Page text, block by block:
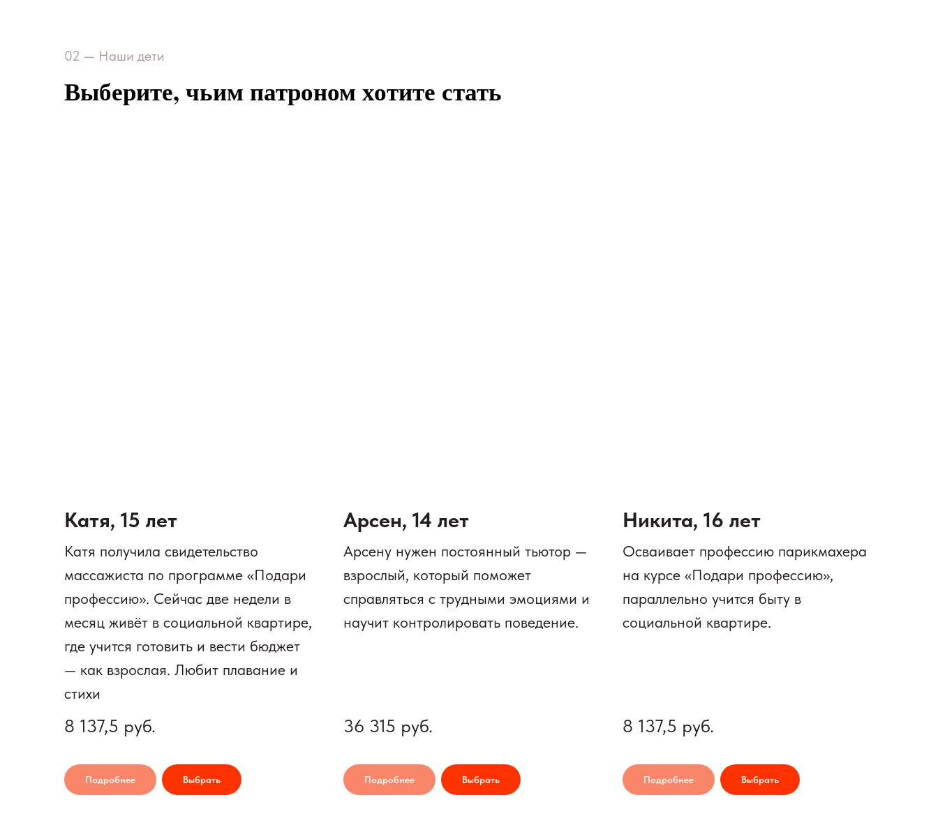
02 — Наши дети
Выберите, чьим патроном хотите стать
Катя, 15 лет
Катя получила свидетельство
массажиста по программе «Подари
профессию». Сейчас две недели в
месяц живёт в социальной квартире,
где учится готовить и вести бюджет
— как взрослая. Любит плавание и
стихи
8 137,5 руб.
Подробнее Выбрать
Арсен, 14 лет
Арсену нужен постоянный тьютор —
взрослый, который поможет
справляться с трудными эмоциями и
научит контролировать поведение.
36 315 руб.
Подробнее Выбрать
Никита, 16 лет
Осваивает профессию парикмахера
на курсе «Подари профессию»,
параллельно учится быту в
социальной квартире.
8 137,5 руб.
Подробнее Выбрать